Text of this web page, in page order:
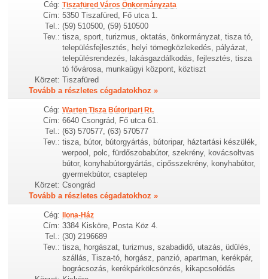
Cég: Tiszafüred Város Önkormányzata
Cím: 5350 Tiszafüred, Fő utca 1.
Tel.: (59) 510500, (59) 510500
Tev.: tisza, sport, turizmus, oktatás, önkormányzat, tisza tó,
településfejlesztés, helyi tömegközlekedés, pályázat,
településrendezés, lakásgazdálkodás, fejlesztés, tisza
tó fővárosa, munkaügyi központ, köztiszt
Körzet: Tiszafüred
Tovább a részletes cégadatokhoz »
Cég: Warten Tisza Bútoripari Rt.
Cím: 6640 Csongrád, Fő utca 61.
Tel.: (63) 570577, (63) 570577
Tev.: tisza, bútor, bútorgyártás, bútoripar, háztartási készülék,
werpool, polc, fürdőszobabútor, szekrény, kovácsoltvas
bútor, konyhabútorgyártás, cipősszekrény, konyhabútor,
gyermekbútor, csaptelep
Körzet: Csongrád
Tovább a részletes cégadatokhoz »
Cég: Ilona-Ház
Cím: 3384 Kisköre, Posta Köz 4.
Tel.: (30) 2196689
Tev.: tisza, horgászat, turizmus, szabadidő, utazás, üdülés,
szállás, Tisza-tó, horgász, panzió, apartman, kerékpár,
bográcsozás, kerékpárkölcsönzés, kikapcsolódás